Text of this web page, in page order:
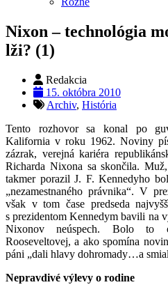
Nixon – technológia
lži? (1)
Redakcia
15. októbra 2010
Archiv, História
Tento rozhovor sa konal po
Kalifornia v roku 1962. Noviny
zázrak, verejná kariéra
Richarda Nixona sa skončila.
takmer porazil J. F. Kennedyho
„nezamestnaného právnika“. V
však v tom čase predseda
s prezidentom Kennedym bavili na
Nixonov neúspech. Bolo to
Rooseveltovej, a ako spomína
páni „dali hlavy dohromady…a
Nepravdivé výlevy o rodine